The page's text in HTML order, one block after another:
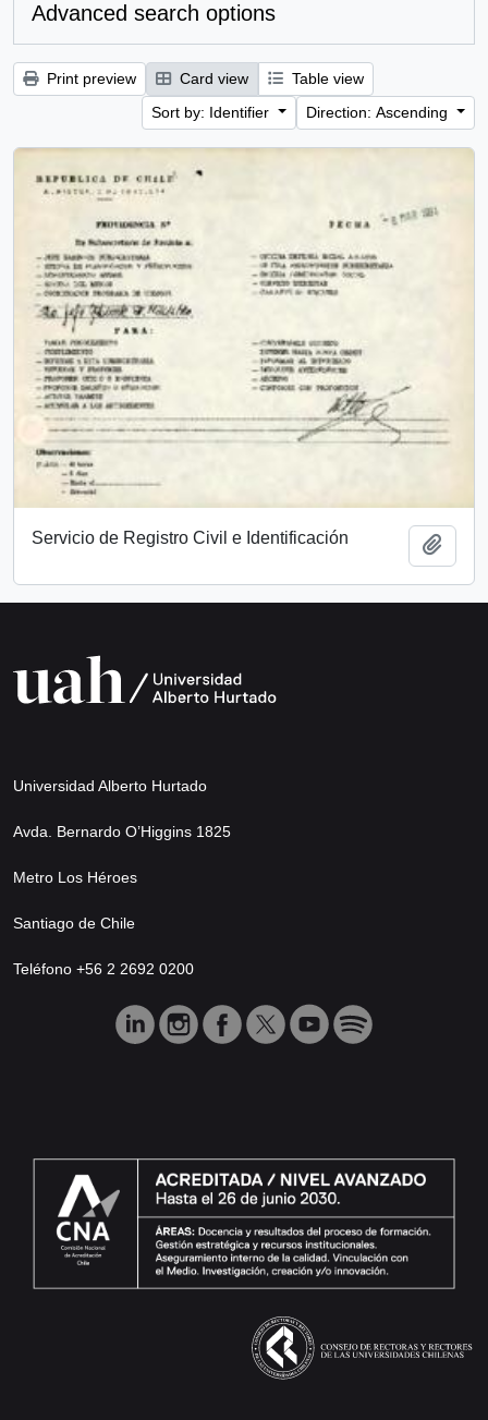
Advanced search options
Print preview Card view
Table view
Sort by: Identifier
Direction: Ascending
Servicio de Registro Civil e Identificación
Universidad Alberto Hurtado
Avda. Bernardo O’Higgins 1825
Metro Los Héroes
Santiago de Chile
Teléfono +56 2 2692 0200